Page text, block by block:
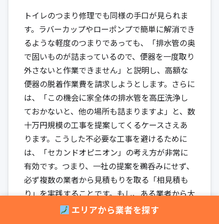
トイレのつまり修理でも同様の手口が見られま
す。ラバーカップやローポンプで簡単に解消でき
るような軽度のつまりであっても、「排水管の奥
で固いものが詰まっているので、便器を一度取り
外さないと作業できません」と説明し、高額な
便器の脱着作業費を請求しようとします。さらに
は、「この機会に家全体の排水管を高圧洗浄し
ておかないと、他の場所も詰まりますよ」と、数
十万円規模の工事を提案してくるケースさえあ
ります。こうした不必要な工事を避けるために
は、「セカンドオピニオン」の考え方が非常に
有効です。つまり、一社の提案を鵜呑みにせず、
必ず複数の業者から見積もりを取る「相見積も
り」を実践することです。もし、ある業者から大
規模な工事を提案された場合は、他の業者にも
エリアから業者を探す